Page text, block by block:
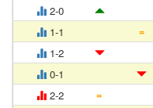
2-0
1-1
=
1-2
0-1
2-2
=